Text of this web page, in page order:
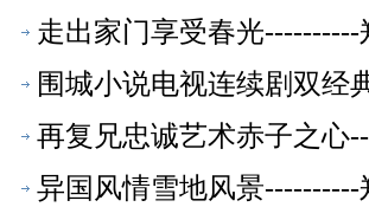
走出家门享受春光
围城小说电视连续剧双经
再复兄忠诚艺术赤子之心
异国风情雪地风景